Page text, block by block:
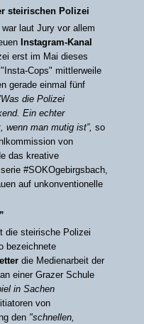
steirischen Polizei
laut Jury vor allem
Instagram-Kanal
erst im Mai dieses
Cops" mittlerweile
gerade einmal fünf
die Polizei
Ein echter
man mutig ist”, so
von
das kreative
#SOKOgebirgsbach,
auf unkonventionelle
die steirische Polizei
bezeichnete
die Medienarbeit der
einer Grazer Schule
in Sachen
von
den "schnellen,